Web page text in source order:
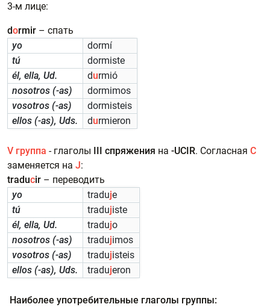
3-м лице:
dormir – спать
yo
dormí
tú
dormiste
él, ella, Ud.
durmió
nosotros (-as)
dormimos
vosotros (-as)
dormisteis
ellos (-as), Uds.
durmieron
V группа - глаголы III спряжения на -UCIR. Согласная C
заменяется на J:
traducir – переводить
yo
traduje
tú
tradujiste
él, ella, Ud.
tradujo
nosotros (-as)
tradujimos
vosotros (-as)
tradujisteis
ellos (-as), Uds.
tradujeron
Наиболее употребительные глаголы группы: